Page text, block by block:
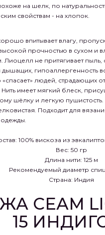
на шелк, по
свойствам - на хлопок.
впитывает влагу,
прочностью в сухом и
Лиоцелл не притягивает пыль,
дышащих, гипоаллергенность
«спасает» людей, страдающих
Нить имеет мягкий блеск,
шёлку и легкую
Подходит для
100% вискоза из
Вес: 50 гр
Длина нити: 125 м
Рекомендуемый диаметр
Страна: Индия
СЕАМ
15